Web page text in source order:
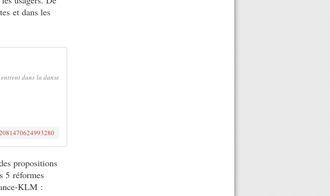
et dans les
dans la danse
propositions
5 réformes
KLM :